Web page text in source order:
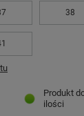
38
Produkt
ilości